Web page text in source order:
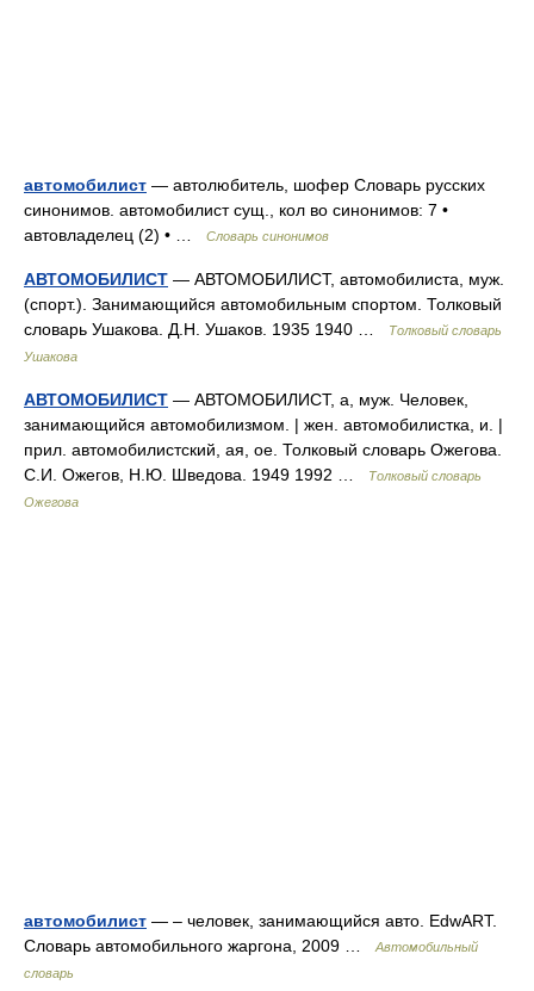
автомобилист — автолюбитель, шофер Словарь русских
синонимов. автомобилист сущ., кол во синонимов: 7 •
автовладелец (2) • …
Словарь синонимов
АВТОМОБИЛИСТ — АВТОМОБИЛИСТ, автомобилиста, муж.
(спорт.). Занимающийся автомобильным спортом. Толковый
словарь Ушакова. Д.Н. Ушаков. 1935 1940 …
Толковый словарь
Ушакова
АВТОМОБИЛИСТ — АВТОМОБИЛИСТ, а, муж. Человек,
занимающийся автомобилизмом. | жен. автомобилистка, и. |
прил. автомобилистский, ая, ое. Толковый словарь Ожегова.
С.И. Ожегов, Н.Ю. Шведова. 1949 1992 …
Толковый словарь
Ожегова
автомобилист — – человек, занимающийся авто. EdwART.
Словарь автомобильного жаргона, 2009 …
Автомобильный
словарь